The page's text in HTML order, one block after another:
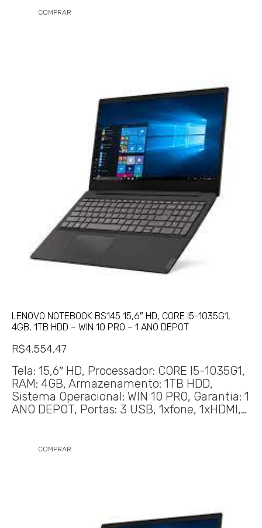
COMPRAR
LENOVO NOTEBOOK BS145 15,6″ HD, CORE I5-1035G1,
4GB, 1TB HDD – WIN 10 PRO – 1 ANO DEPOT
R$4.554,47
Tela: 15,6″ HD, Processador: CORE I5-1035G1,
RAM: 4GB, Armazenamento: 1TB HDD,
Sistema Operacional: WIN 10 PRO, Garantia: 1
ANO DEPOT, Portas: 3 USB, 1xfone, 1xHDMI,…
COMPRAR